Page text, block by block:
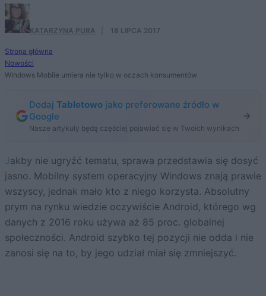
KATARZYNA PURA 18 LIPCA 2017
Strona główna
Nowości
Windows Mobile umiera nie tylko w oczach konsumentów
Dodaj Tabletowo jako preferowane źródło w
Google
Nasze artykuły będą częściej pojawiać się w Twoich wynikach
Jakby nie ugryźć tematu, sprawa przedstawia się dosyć
jasno. Mobilny system operacyjny Windows znają prawie
wszyscy, jednak mało kto z niego korzysta. Absolutny
prym na rynku wiedzie oczywiście Android, którego wg
danych z 2016 roku używa aż 85 proc. globalnej
społeczności. Android szybko tej pozycji nie odda i nie
zanosi się na to, by jego udział miał się zmniejszyć.